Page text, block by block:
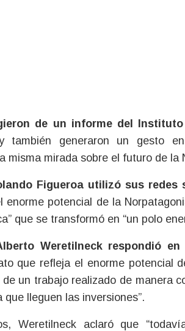
de un informe del
también generaron un gesto
misma mirada sobre el futuro de la
Figueroa utilizó sus
enorme potencial de la
que se transformó en “un polo
Weretilneck respondió
que refleja el enorme potencial
de un trabajo realizado de manera
que lleguen las inversiones”.
Weretilneck aclaró que